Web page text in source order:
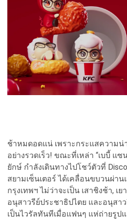
ช้าหมดอดแน่ เพราะกระแสความ
อย่างรวดเร็ว! ขณะที่เหล่า “เบบี้ แ
ยักษ์ กำลังเดินทางไปโชว์ตัวที่
สยามเซ็นเตอร์ ได้เคลื่อนขบวนผ่า
กรุงเทพฯ ไม่ว่าจะเป็น เสาชิงช้า, เ
อนุสาวรีย์ประชาธิปไตย และอนุสา
เป็นไวรัลทันทีเมื่อแฟนๆ แห่ถ่ายรูป